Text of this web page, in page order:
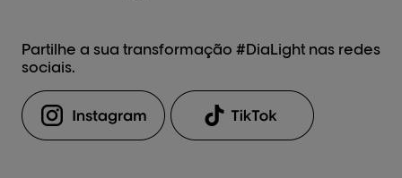
Partilhe a sua transformação #DiaLight nas redes
sociais.